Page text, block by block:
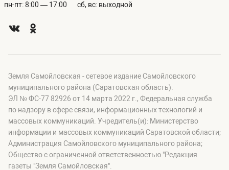
пн-пт: 8:00 — 17:00 сб, вс: выходной
Земля Самойловская - сетевое издание Самойловского
муниципального района (Саратовская область).
ЭЛ № ФС-77 82926 от 14 марта 2022 г., Федеральная служба
по надзору в сфере связи, информационных технологий и
массовых коммуникаций. Учредитель(и): Министерство
информации и массовых коммуникаций Саратовской области;
Администрация Самойловского муниципального района;
Общество с ограниченной ответственностью "Редакция
газеты "Земля Самойловская".